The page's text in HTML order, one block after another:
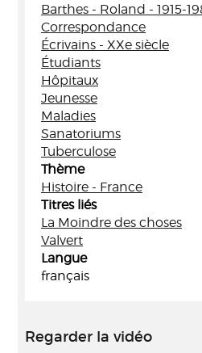
Barthes - Roland - 1915-
Correspondance
Écrivains - XXe siècle
Étudiants
Hôpitaux
Jeunesse
Maladies
Sanatoriums
Tuberculose
Thème
Histoire - France
Titres liés
La Moindre des choses
Valvert
Langue
français
Regarder la vidéo